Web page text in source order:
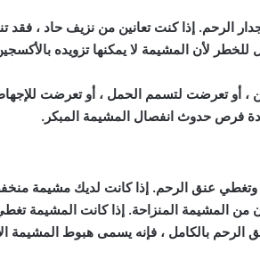
الرحم. إذا كنت تعانين من نزيف حاد ، فقد
لأن المشيمة لا يمكنها تزويده
، أو تعرضت لتسمم الحمل ، أو تعرضت
فرص حدوث انفصال المشيمة المبكر.
عنق الرحم. إذا كانت لديك مشيمة
في الأسبوع 8-14.هناك نوعان من المشيمة المنزاحة. إذا
الرحم بالكامل ، فإنه يسمى هبوط المشيمة